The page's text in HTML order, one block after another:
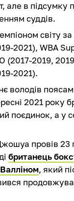
але в підсумку
суддів.
світу за
2021), WBA
(2017-2019,
2021).
володів
2021 року
поєдинок, а у
провів 23
британець
, який